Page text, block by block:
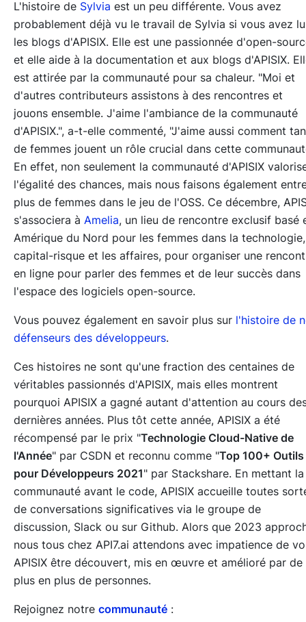
L'histoire de Sylvia est un peu différente. Vous avez
probablement déjà vu le travail de Sylvia si vous avez lu
les blogs d'APISIX. Elle est une passionnée d'open-
et elle aide à la documentation et aux blogs d'APISIX.
est attirée par la communauté pour sa chaleur. "Moi et
d'autres contributeurs assistons à des rencontres et
jouons ensemble. J'aime l'ambiance de la communauté
d'APISIX.", a-t-elle commenté, "J'aime aussi comment
de femmes jouent un rôle crucial dans cette
En effet, non seulement la communauté d'APISIX
l'égalité des chances, mais nous faisons également
plus de femmes dans le jeu de l'OSS. Ce décembre,
s'associera à Amelia, un lieu de rencontre exclusif basé
Amérique du Nord pour les femmes dans la
capital-risque et les affaires, pour organiser une
en ligne pour parler des femmes et de leur succès dans
l'espace des logiciels open-source.
Vous pouvez également en savoir plus sur l'histoire de
défenseurs des développeurs.
Ces histoires ne sont qu'une fraction des centaines de
véritables passionnés d'APISIX, mais elles montrent
pourquoi APISIX a gagné autant d'attention au cours
dernières années. Plus tôt cette année, APISIX a été
récompensé par le prix "Technologie Cloud-Native de
l'Année" par CSDN et reconnu comme "Top 100+ Outils
pour Développeurs 2021" par Stackshare. En mettant la
communauté avant le code, APISIX accueille toutes
de conversations significatives via le groupe de
discussion, Slack ou sur Github. Alors que 2023
nous tous chez API7.ai attendons avec impatience de
APISIX être découvert, mis en œuvre et amélioré par de
plus en plus de personnes.
Rejoignez notre communauté :